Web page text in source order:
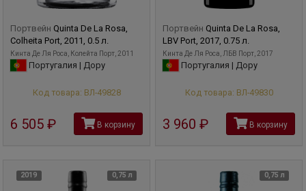
Портвейн Quinta De La Rosa,
Colheita Port, 2011, 0.5 л.
Кинта Де Ля Роса, Колейта Порт, 2011
Португалия | Дору
Код товара: ВЛ-49828
6 505 руб В корзину
Портвейн Quinta De La Rosa,
LBV Port, 2017, 0.75 л.
Кинта Де Ля Роса, ЛБВ Порт, 2017
Португалия | Дору
Код товара: ВЛ-49830
3 960 руб В корзину
2019 0,75 л 0,75 л